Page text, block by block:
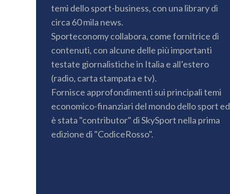
temi dello sport-business, con una library di
circa 60 mila news.
Sporteconomy collabora, come fornitrice di
contenuti, con alcune delle più importanti
testate giornalistiche in Italia e all’estero
(radio, carta stampata e tv).
Fornisce approfondimenti sui principali temi
economico-finanziari del mondo dello sport ed
è stata "contributor" di SkySport nella prima
edizione di "CodiceRosso".